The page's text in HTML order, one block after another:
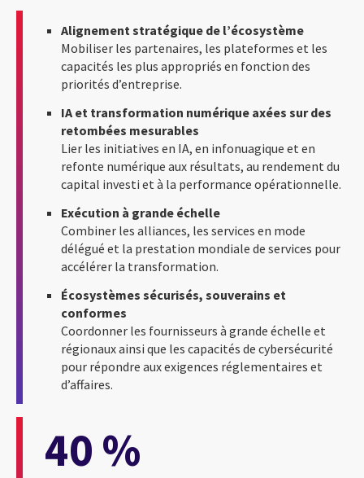
Alignement stratégique de l’écosystème
Mobiliser les partenaires, les plateformes et les
capacités les plus appropriés en fonction des
priorités d’entreprise.
IA et transformation numérique axées sur des
retombées mesurables
Lier les initiatives en IA, en infonuagique et en
refonte numérique aux résultats, au rendement du
capital investi et à la performance opérationnelle.
Exécution à grande échelle
Combiner les alliances, les services en mode
délégué et la prestation mondiale de services pour
accélérer la transformation.
Écosystèmes sécurisés, souverains et
conformes
Coordonner les fournisseurs à grande échelle et
régionaux ainsi que les capacités de cybersécurité
pour répondre aux exigences réglementaires et
d’affaires.
40 %